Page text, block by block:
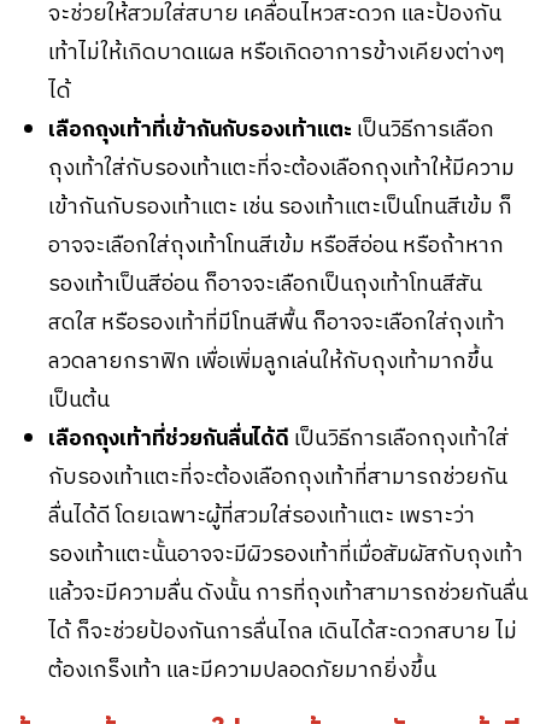
จะช่วยให้สวมใส่สบาย เคลื่อนไหวสะดวก และป้องกัน
เท้าไม่ให้เกิดบาดแผล หรือเกิดอาการข้างเคียงต่างๆ
ได้
เลือกถุงเท้าที่เข้ากันกับรองเท้าแตะ เป็นวิธีการเลือก
ถุงเท้าใส่กับรองเท้าแตะที่จะต้องเลือกถุงเท้าให้มีความ
เข้ากันกับรองเท้าแตะ เช่น รองเท้าแตะเป็นโทนสีเข้ม ก็
อาจจะเลือกใส่ถุงเท้าโทนสีเข้ม หรือสีอ่อน หรือถ้าหาก
รองเท้าเป็นสีอ่อน ก็อาจจะเลือกเป็นถุงเท้าโทนสีสัน
สดใส หรือรองเท้าที่มีโทนสีพื้น ก็อาจจะเลือกใส่ถุงเท้า
ลวดลายกราฟิก เพื่อเพิ่มลูกเล่นให้กับถุงเท้ามากขึ้น
เป็นต้น
เลือกถุงเท้าที่ช่วยกันลื่นได้ดี เป็นวิธีการเลือกถุงเท้าใส่
กับรองเท้าแตะที่จะต้องเลือกถุงเท้าที่สามารถช่วยกัน
ลื่นได้ดี โดยเฉพาะผู้ที่สวมใส่รองเท้าแตะ เพราะว่า
รองเท้าแตะนั้นอาจจะมีผิวรองเท้าที่เมื่อสัมผัสกับถุงเท้า
แล้วจะมีความลื่น ดังนั้น การที่ถุงเท้าสามารถช่วยกันลื่น
ได้ ก็จะช่วยป้องกันการลื่นไถล เดินได้สะดวกสบาย ไม่
ต้องเกร็งเท้า และมีความปลอดภัยมากยิ่งขึ้น